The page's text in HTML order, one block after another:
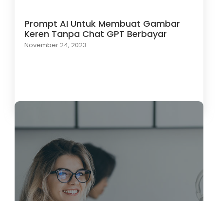
Prompt AI Untuk Membuat Gambar
Keren Tanpa Chat GPT Berbayar
November 24, 2023